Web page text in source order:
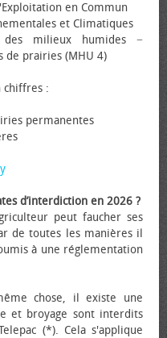
en Commun
et Climatiques
des milieux humides −
de prairies (MHU 4)
chiffres :
permanentes
d’interdiction en 2026 ?
peut faucher ses
de toutes les manières il
à une réglementation
chose, il existe une
et broyage sont interdits
(*). Cela s'applique